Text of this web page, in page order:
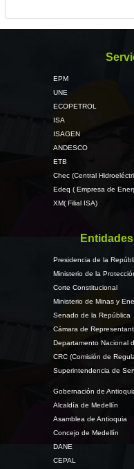
EPM
UNE
ECOPETROL
ISA
ISAGEN
ANDESCO
ETB
Chec (Central
Edeq ( Empresa de
XM( Filial ISA)
Presidencia de la
Ministerio de la
Corte Constitucional
Ministerio de Minas y
Senado de la República
Cámara de
Departamento Nacional
CRC (Comisión de
Superintendencia de
Gobernación de
Alcaldía de Medellín
Asamblea de Antioquia
Concejo de Medellín
DANE
CEPAL